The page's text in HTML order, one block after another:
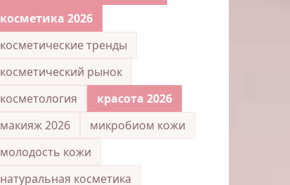
косметика 2026
косметические тренды
косметический рынок
косметология
красота 2026
макияж 2026
микробиом кожи
молодость кожи
натуральная косметика